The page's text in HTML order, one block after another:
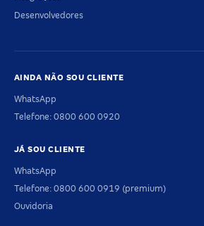
Desenvolvedores
AINDA NÃO SOU CLIENTE
WhatsApp
Telefone: 0800 600 0920
JÁ SOU CLIENTE
WhatsApp
Telefone: 0800 600 0919 (premium)
Ouvidoria